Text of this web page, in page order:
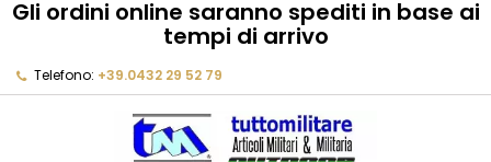
Gli ordini online saranno spediti in base ai
tempi di arrivo
Telefono: +39.0432 29 52 79
My wishlists
add_circle_outline Create new list
Crea lista dei desideri
Devi avere effettuato l'accesso per salvare dei
prodotti nella tua lista dei desideri.